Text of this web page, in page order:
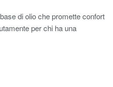
di olio che promette confort
per chi ha una